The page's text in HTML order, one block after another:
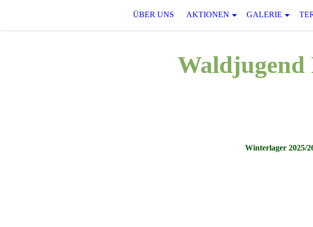
ÜBER UNS AKTIONEN GALERIE
Waldjugend
Winterlager 2025/